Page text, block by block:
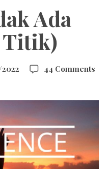
Ada
Titik)
44 Comments